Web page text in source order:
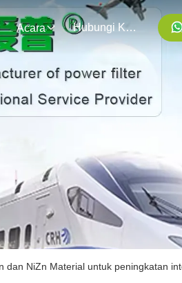
Acara Hubungi Kami
dan NiZn Material untuk peningkatan